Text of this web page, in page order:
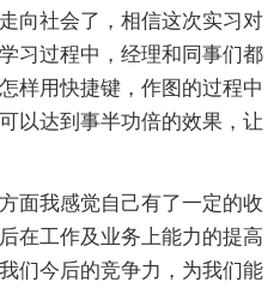
向社会了，相信这次实习对
习过程中，经理和同事们都
样用快捷键，作图的过程中
以达到事半功倍的效果，让
面我感觉自己有了一定的收
在工作及业务上能力的提高
们今后的竞争力，为我们能